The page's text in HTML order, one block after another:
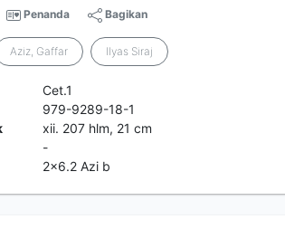
Penanda Bagikan
Aziz, Gaffar Ilyas Siraj
Cet.1
979-9289-18-1
xii. 207 hlm, 21 cm
-
2x6.2 Azi b